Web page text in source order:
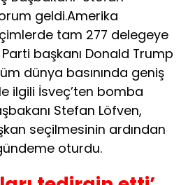
geldi.Amerika
tam 277 delegeye
başkanı Donald Trump
dünya basınında geniş
ilgili İsveç’ten bomba
Stefan Löfven,
seçilmesinin ardından
oturdu.